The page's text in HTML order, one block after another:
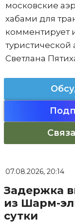
московские
хабами для
комментирует
Светлана
07.08.2026, 20:14
Задержка
из Шарм-
сутки